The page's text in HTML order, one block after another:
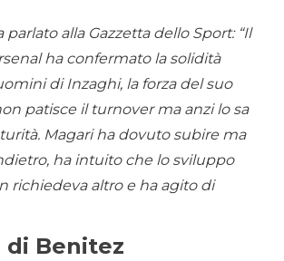
parlato alla Gazzetta dello Sport: “Il
ha confermato la solidità
di Inzaghi, la forza del suo
patisce il turnover ma anzi lo sa
Magari ha dovuto subire ma
ha intuito che lo sviluppo
richiedeva altro e ha agito di
di Benitez